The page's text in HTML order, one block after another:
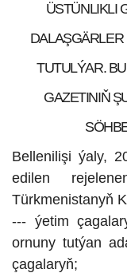
ÜSTÜNLIKLI
TUTULÝAR.
GAZETINIŇ
Bellenilişi ýaly,
edilen
Türkmenistanyň
--- ýetim
ornuny tutýan
çagalaryň;